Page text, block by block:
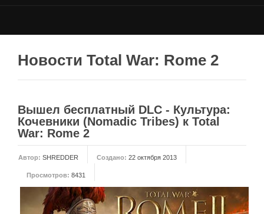
Моддинг Empire
Моддинг Shogun 2
ДРУГИЕ ИГРЫ
Серия игр Mount and Blade
Новости Total War: Rome 2
Вышел бесплатный DLC - Культура:
Кочевники (Nomadic Tribes) к Total
War: Rome 2
Автор: SHREDDER Создано: 22 октября 2013
Просмотров: 8431